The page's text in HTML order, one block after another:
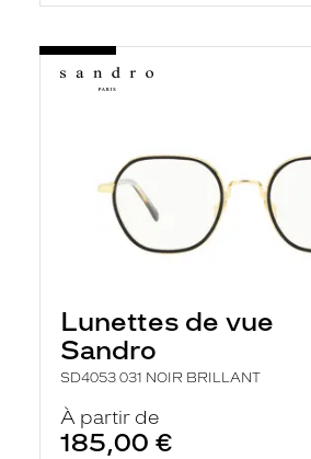
Lunettes de vue
Sandro
SD4053 031 NOIR BRILLANT
À partir de
185,00 €